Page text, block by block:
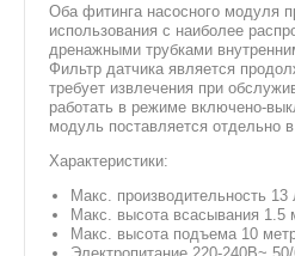
Оба фитинга насосного модуля
использования с наиболее
дренажными трубками
Фильтр датчика является
требует извлечения при
работать в режиме включено-
модуль поставляется отдельно в
Характеристики:
Макс. производительность 13
Макс. высота всасывания 1.5
Макс. высота подъема 10